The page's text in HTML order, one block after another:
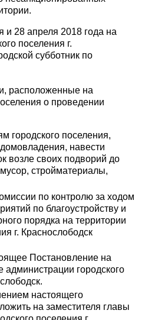
и 28 апреля 2018 года на
поселения г.
субботник по
расположенные на
о проведении
городского поселения,
навести
возле своих подворий до
стройматериалы,
по контролю за ходом
по благоустройству и
порядка на территории
г. Краснослободск
Постановление на
городского
настоящего
на заместителя главы